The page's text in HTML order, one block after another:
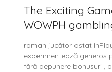
The Exciting
WOWPH
roman jucător astat
experimentează generos
fără depunere bonusuri ,